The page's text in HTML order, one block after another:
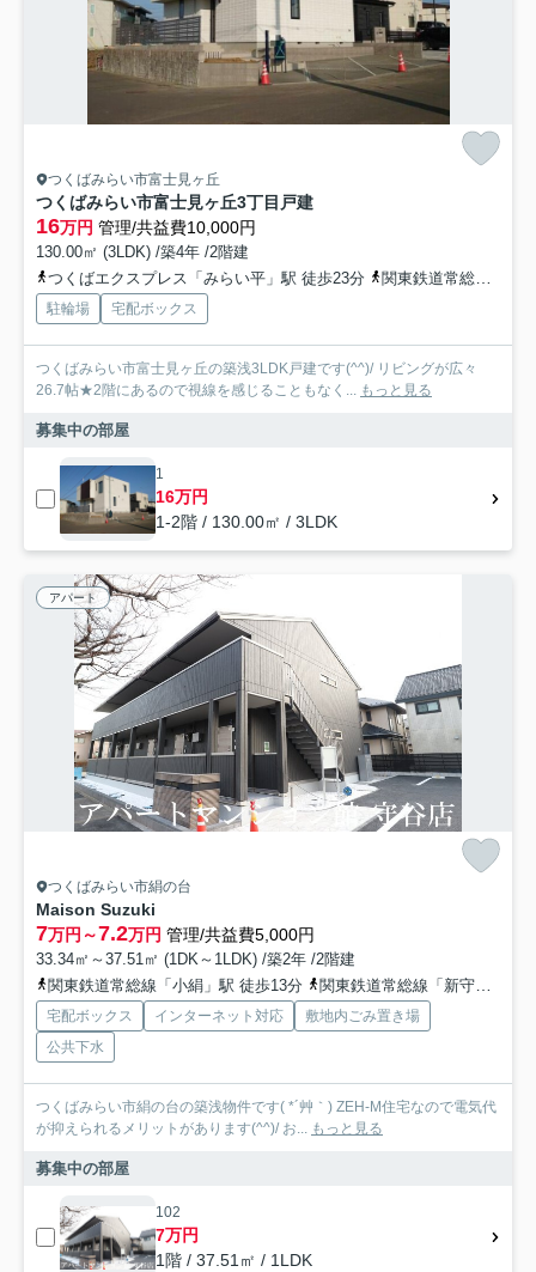
つくばみらい市富士見ヶ丘
つくばみらい市富士見ヶ丘3丁目戸建
16万円 管理/共益費10,000円
130.00㎡ (3LDK) /築4年 /2階建
つくばエクスプレス「みらい平」駅 徒歩23分
関東鉄道常総線「水海道」駅 徒歩62分
駐輪場 宅配ボックス
つくばみらい市富士見ヶ丘の築浅3LDK戸建です(^^)/ リビングが広々
26.7帖★2階にあるので視線を感じることもなく... もっと見る
募集中の部屋
1
16万円
1-2階 / 130.00㎡ / 3LDK
アパート
つくばみらい市絹の台
Maison Suzuki
7万円～7.2万円 管理/共益費5,000円
33.34㎡～37.51㎡ (1DK～1LDK) /築2年 /2階建
関東鉄道常総線「小絹」駅 徒歩13分
関東鉄道常総線「新守谷」駅 徒歩26分
宅配ボックス インターネット対応
敷地内ごみ置き場
公共下水
つくばみらい市絹の台の築浅物件です( *´艸｀) ZEH-M住宅なので電気代
が抑えられるメリットがあります(^^)/ お... もっと見る
募集中の部屋
102
7万円
1階 / 37.51㎡ / 1LDK